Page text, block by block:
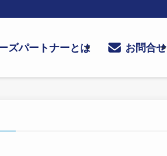
ズパートナーとは お問合せ